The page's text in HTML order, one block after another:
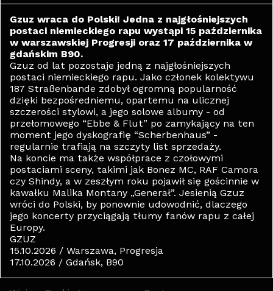
Gzuz wraca do Polski! Jedna z najgłośniejszych
postaci niemieckiego rapu wystąpi 15 października
w warszawskiej Progresji oraz 17 października w
gdańskim B90.
Gzuz od lat pozostaje jedną z najgłośniejszych
postaci niemieckiego rapu. Jako członek kolektywu
187 Straßenbande zdobył ogromną popularność
dzięki bezpośredniemu, opartemu na ulicznej
szczerości stylowi, a jego solowe albumy - od
przełomowego “Ebbe & Flut” po zamykający na ten
moment jego dyskografię “Scherbenhaus” -
regularnie trafiają na szczyty list sprzedaży.
Na koncie ma także współprace z czołowymi
postaciami sceny, takimi jak Bonez MC, RAF Camora
czy Shindy, a w zeszłym roku pojawił się gościnnie w
kawałku Malika Montany „Generał”. Jesienią Gzuz
wróci do Polski, by ponownie udowodnić, dlaczego
jego koncerty przyciągają tłumy fanów rapu z całej
Europy.
GZUZ
15.10.2026 / Warszawa, Progresja
17.10.2026 / Gdańsk, B90